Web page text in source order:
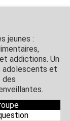
jeunes :
addictions. Un
adolescents et
des